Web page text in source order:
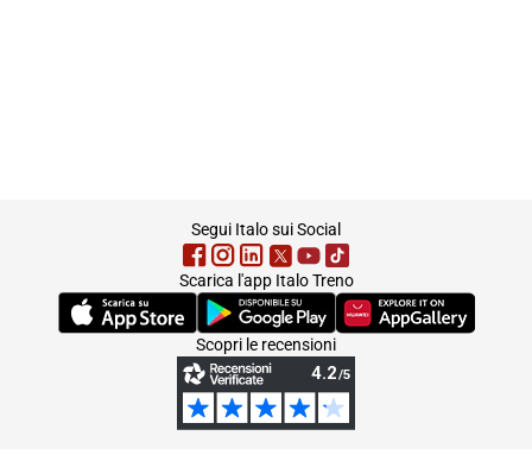
Segui Italo sui Social
Scarica l'app Italo Treno
(Si apre in una nuova scheda)(Si apre in una nuova scheda)
(Si apre in una nuova
Scopri le recensioni